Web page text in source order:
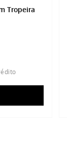
Tropeira